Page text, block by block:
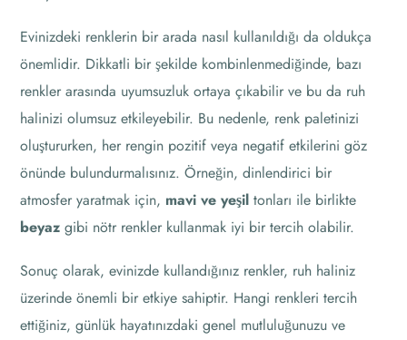
Evinizdeki renklerin bir arada nasıl kullanıldığı da oldukça
önemlidir. Dikkatli bir şekilde kombinlenmediğinde, bazı
renkler arasında uyumsuzluk ortaya çıkabilir ve bu da ruh
halinizi olumsuz etkileyebilir. Bu nedenle, renk paletinizi
oluştururken, her rengin pozitif veya negatif etkilerini göz
önünde bulundurmalısınız. Örneğin, dinlendirici bir
atmosfer yaratmak için, mavi ve yeşil tonları ile birlikte
beyaz gibi nötr renkler kullanmak iyi bir tercih olabilir.
Sonuç olarak, evinizde kullandığınız renkler, ruh haliniz
üzerinde önemli bir etkiye sahiptir. Hangi renkleri tercih
ettiğiniz, günlük hayatınızdaki genel mutluluğunuzu ve